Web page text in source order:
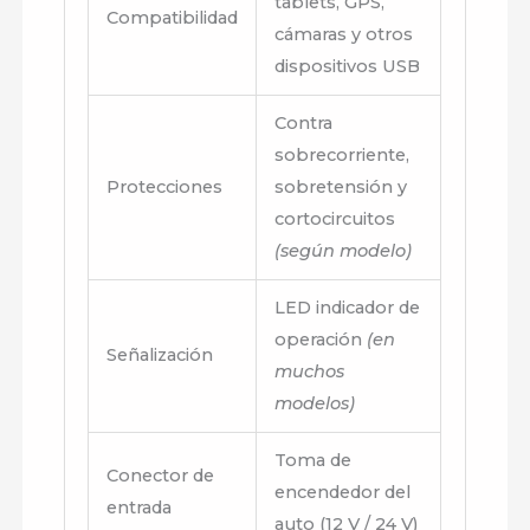
Compatibilidad
cámaras y otros
dispositivos USB
Protecciones
Contra
sobrecorriente,
sobretensión y
cortocircuitos
(según modelo)
Señalización
LED indicador de
operación (en
muchos
modelos)
Conector de
entrada
Toma de
encendedor del
auto (12 V / 24 V)